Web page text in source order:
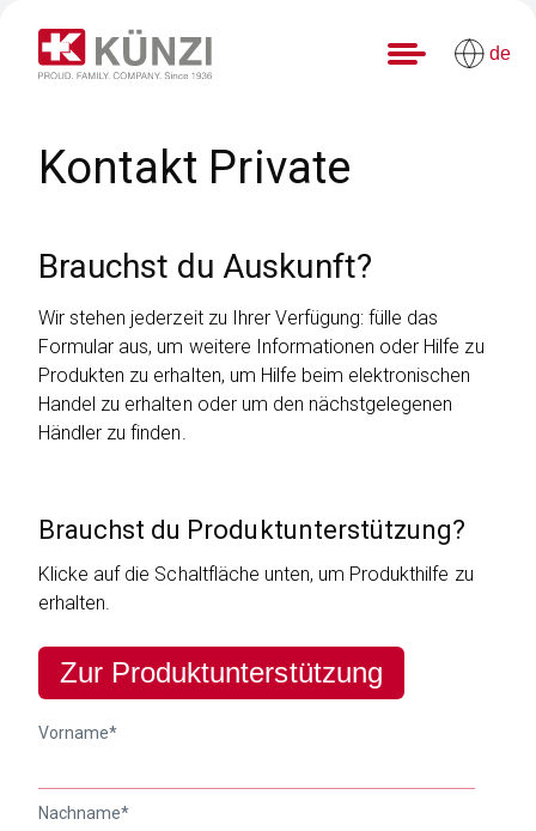
de
Kontakt Private
Brauchst du Auskunft?
Wir stehen jederzeit zu Ihrer Verfügung: fülle das
Formular aus, um weitere Informationen oder Hilfe zu
Produkten zu erhalten, um Hilfe beim elektronischen
Handel zu erhalten oder um den nächstgelegenen
Händler zu finden.
Brauchst du Produktunterstützung?
Klicke auf die Schaltfläche unten, um Produkthilfe zu
erhalten.
Zur Produktunterstützung
Vorname*
Nachname*